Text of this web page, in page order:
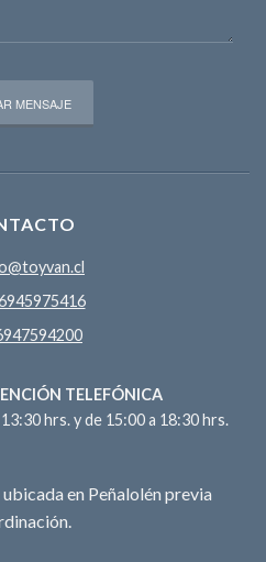
TELEFÓNICA
hrs. y de 15:00 a 18:30 hrs.
en Peñalolén previa